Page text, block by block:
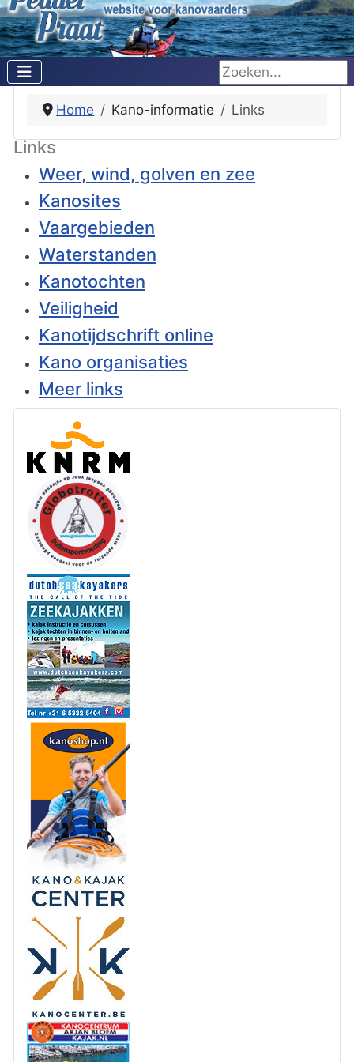
Zoeken...
Home Kano-informatie Links
Links
Weer, wind, golven en zee
Kanosites
Vaargebieden
Waterstanden
Kanotochten
Veiligheid
Kanotijdschrift online
Kano organisaties
Meer links